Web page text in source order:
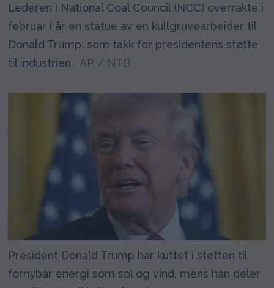
Lederen i National Coal Council (NCC) overrakte i
februar i år en statue av en kullgruvearbeider til
Donald Trump, som takk for presidentens støtte
til industrien. AP / NTB
President Donald Trump har kuttet i støtten til
fornybar energi som sol og vind, mens han deler